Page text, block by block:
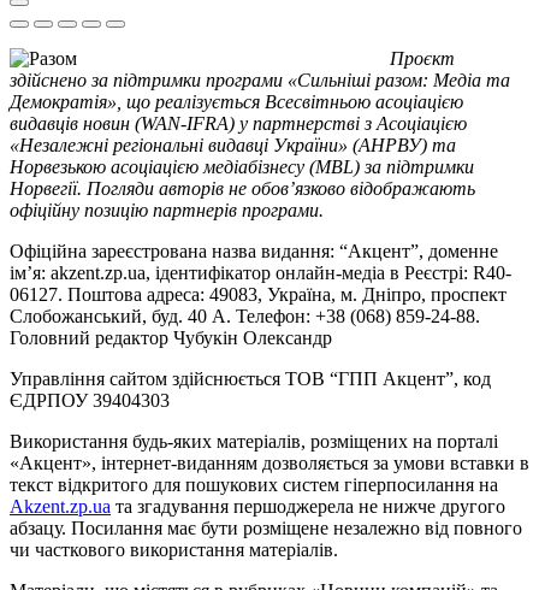
Проєкт
здійснено за підтримки програми «Сильніші разом: Медіа та
Демократія», що реалізується Всесвітньою асоціацією
видавців новин (WAN-IFRA) у партнерстві з Асоціацією
«Незалежні регіональні видавці України» (АНРВУ) та
Норвезькою асоціацією медіабізнесу (MBL) за підтримки
Норвегії. Погляди авторів не обов’язково відображають
офіційну позицію партнерів програми.
Офіційна зареєстрована назва видання: “Акцент”, доменне
ім’я: akzent.zp.ua, ідентифікатор онлайн-медіа в Реєстрі: R40-
06127. Поштова адреса: 49083, Україна, м. Дніпро, проспект
Слобожанський, буд. 40 А. Телефон: +38 (068) 859-24-88.
Головний редактор Чубукін Олександр
Управління сайтом здійснюється ТОВ “ГПП Акцент”, код
ЄДРПОУ 39404303
Використання будь-яких матеріалів, розміщених на порталі
«Акцент», інтернет-виданням дозволяється за умови вставки в
текст відкритого для пошукових систем гіперпосилання на
Akzent.zp.ua та згадування першоджерела не нижче другого
абзацу. Посилання має бути розміщене незалежно від повного
чи часткового використання матеріалів.